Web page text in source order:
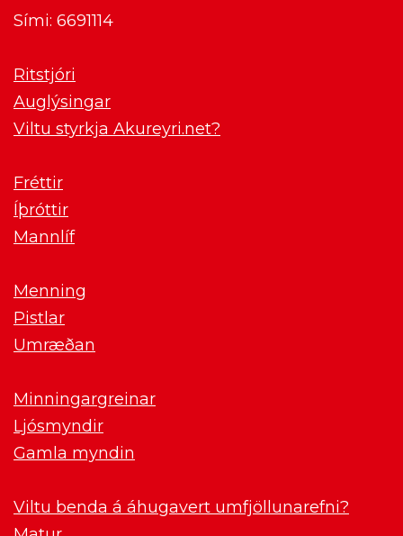
Sími: 6691114
Ritstjóri
Auglýsingar
Viltu styrkja Akureyri.net?
Fréttir
Íþróttir
Mannlíf
Menning
Pistlar
Umræðan
Minningargreinar
Ljósmyndir
Gamla myndin
Viltu benda á áhugavert umfjöllunarefni?